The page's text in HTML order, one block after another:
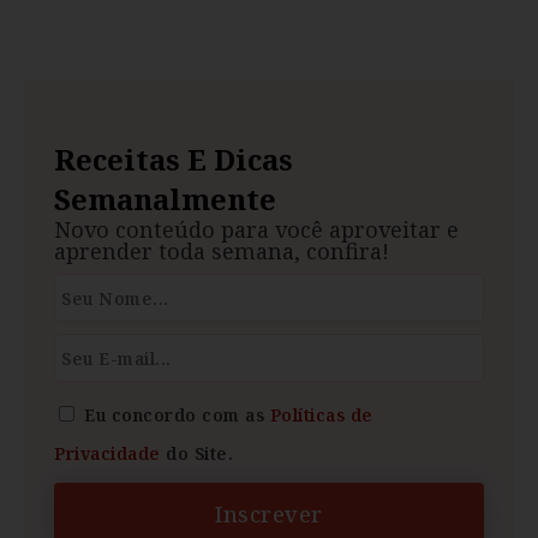
Receitas E Dicas
Semanalmente
Novo conteúdo para você aproveitar e
aprender toda semana, confira!
Eu concordo com as Políticas de
Privacidade do Site.
Inscrever